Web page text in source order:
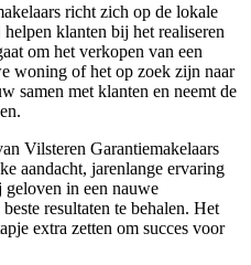
richt zich op de lokale
klanten bij het realiseren
om het verkopen van een
woning of het op zoek zijn naar
samen met klanten en neemt de
Vilsteren Garantiemakelaars
aandacht, jarenlange ervaring
geloven in een nauwe
resultaten te behalen. Het
extra zetten om succes voor